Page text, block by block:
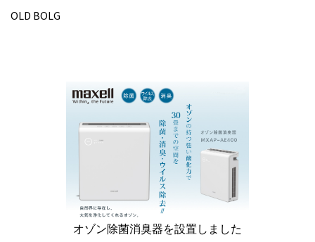
OLD BOLG
オゾン除菌消臭器を設置しました